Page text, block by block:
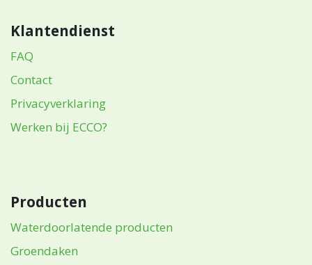
Klantendienst
FAQ
Contact
Privacyverklaring
Werken bij ECCO?
Producten
Waterdoorlatende producten
Groendaken